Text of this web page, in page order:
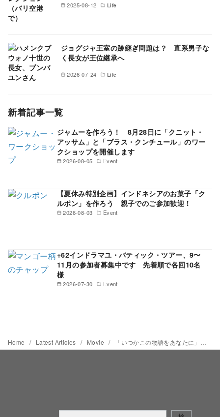
2025-08-12 Life
ジョグジャ王室の跡継ぎ問題は？ 直系男子な
く長女が王位継承へ
2026-07-24 Life
新着記事一覧
2026-08-05 Event
ジャムーを作ろう！ 8月28日に「クニット・
アッサム」と「ブラス・クンチュール」のワー
クショップを開催します
2026-08-03 Event
【夏休み特別企画】インドネシアのお菓子「ク
ルポン」を作ろう 親子でのご参加歓迎！
2026-07-30 Event
+62インドラマユ・バティック・ツアー、9〜
11月の参加者募集中です 先着順で各回10名
様
Home Latest Articles Movie 「いつかこの物語をあなたに」 家族を愛するがゆえの葛藤、心に残るせりふの数々 【インドネシア映画倶楽部】第18回